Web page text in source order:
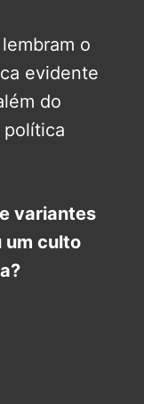
o
evidente
do
variantes
um culto